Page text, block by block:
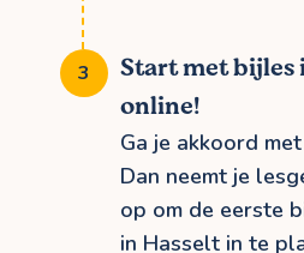
Start met bijles
online!
Ga je akkoord
Dan neemt je
op om de eerste
in Hasselt in te